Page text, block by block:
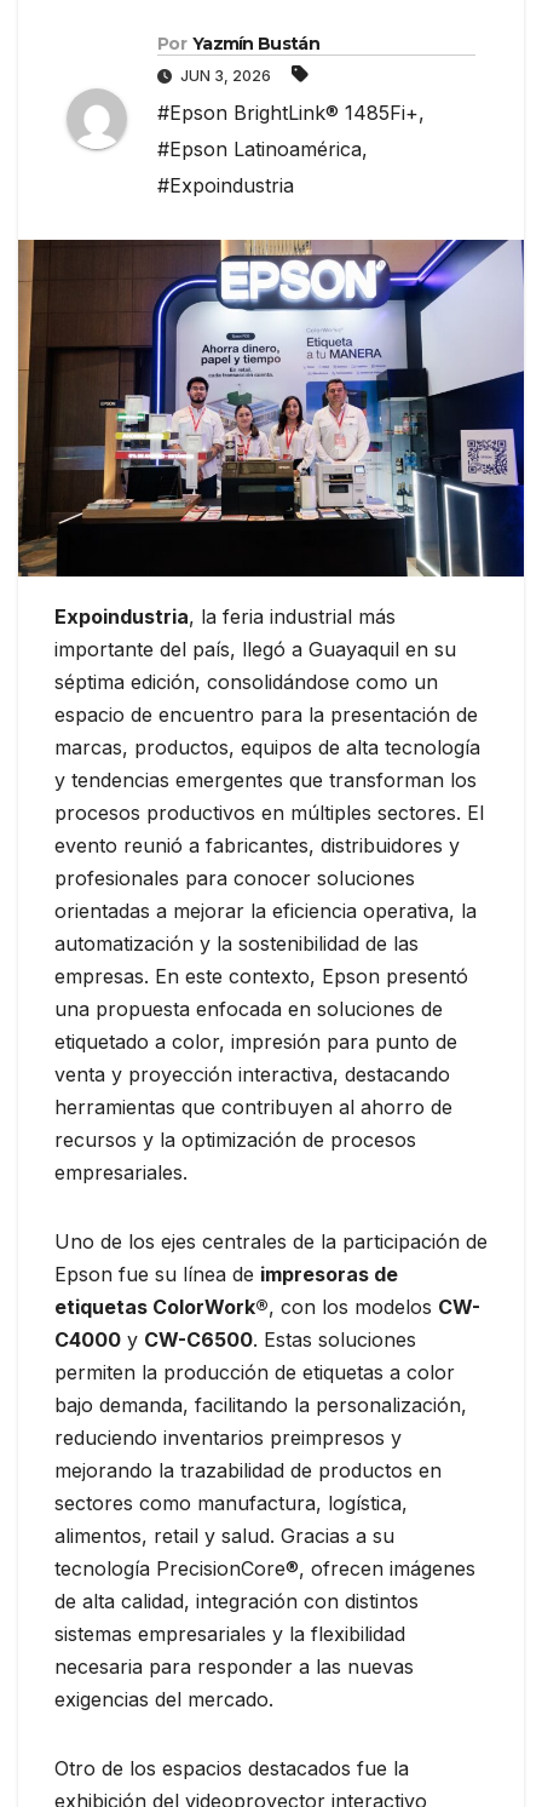
Por Yazmín Bustán
JUN 3, 2026
#Epson BrightLink® 1485Fi+,
#Epson Latinoamérica,
#Expoindustria
Expoindustria, la feria industrial más
importante del país, llegó a Guayaquil en su
séptima edición, consolidándose como un
espacio de encuentro para la presentación de
marcas, productos, equipos de alta tecnología
y tendencias emergentes que transforman los
procesos productivos en múltiples sectores. El
evento reunió a fabricantes, distribuidores y
profesionales para conocer soluciones
orientadas a mejorar la eficiencia operativa, la
automatización y la sostenibilidad de las
empresas. En este contexto, Epson presentó
una propuesta enfocada en soluciones de
etiquetado a color, impresión para punto de
venta y proyección interactiva, destacando
herramientas que contribuyen al ahorro de
recursos y la optimización de procesos
empresariales.
Uno de los ejes centrales de la participación de
Epson fue su línea de impresoras de
etiquetas ColorWork®, con los modelos CW-
C4000 y CW-C6500. Estas soluciones
permiten la producción de etiquetas a color
bajo demanda, facilitando la personalización,
reduciendo inventarios preimpresos y
mejorando la trazabilidad de productos en
sectores como manufactura, logística,
alimentos, retail y salud. Gracias a su
tecnología PrecisionCore®, ofrecen imágenes
de alta calidad, integración con distintos
sistemas empresariales y la flexibilidad
necesaria para responder a las nuevas
exigencias del mercado.
Otro de los espacios destacados fue la
exhibición del videoproyector interactivo